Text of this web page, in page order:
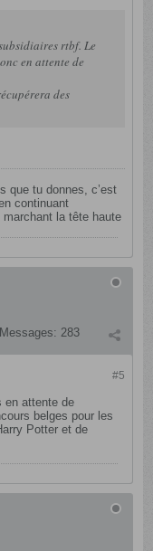
rtbf. Le
en attente de
des
que tu donnes, c’est
continuant
marchant la tête haute
Messages: 283
#5
en attente de
belges pour les
Potter et de